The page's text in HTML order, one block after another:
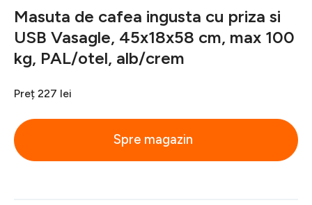
Masuta de cafea ingusta cu priza si
USB Vasagle, 45x18x58 cm, max 100
kg, PAL/otel, alb/crem
Preț 227 lei
Spre magazin